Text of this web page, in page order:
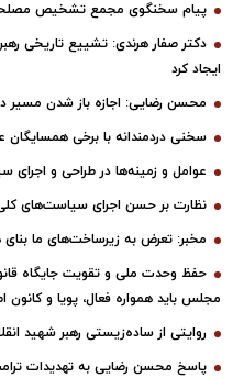
پیام سخنگوی مجمع تشخیص مصلحت
دکتر صفار هرندی: تشییع تاریخی
ایجاد کرد
محسن رضایی: اجازه باز شدن مسیر
سخنی دردمندانه با برخی
عوامل و زمینه‌ها در طراحی و
نظارت بر حسن اجرای سیاست‌های کلی
مخبر: تعرض به زیرساخت‌های ما بنای
حفظ وحدت ملی و تقویت جایگاه
مجلس باید همواره فعال، پویا و کانون
روایتی از ساده‌زیستی رهبر شهید
پاسخ محسن رضایی به تهدیدات